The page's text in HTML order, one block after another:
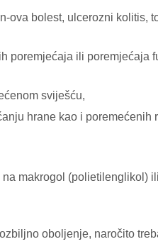
ova bolest, ulcerozni kolitis,
poremjećaja ili poremjećaja
sviješću,
hrane kao i poremećenih
makrogol (polietilenglikol)
oboljenje, naročito